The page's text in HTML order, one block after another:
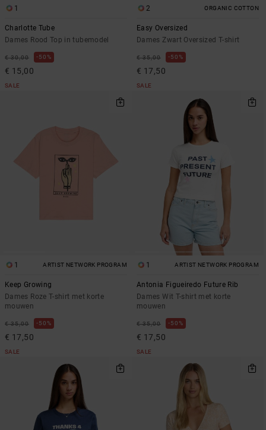
1
Charlotte Tube
Dames Rood Top in tubemodel
€ 30,00 50%
€ 15,00
SALE
2 ORGANIC COTTON
Easy Oversized
Dames Zwart Oversized T-shirt
€ 35,00 50%
€ 17,50
SALE
1 ARTIST NETWORK PROGRAM
Keep Growing
Dames Roze T-shirt met korte
mouwen
€ 35,00 50%
€ 17,50
SALE
1 ARTIST NETWORK PROGRAM
Antonia Figueiredo Future Rib
Dames Wit T-shirt met korte
mouwen
€ 35,00 50%
€ 17,50
SALE